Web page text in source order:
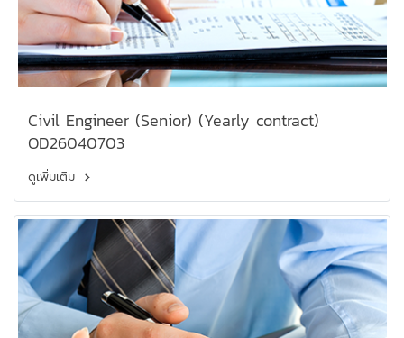
Civil Engineer (Senior) (Yearly contract)
OD26040703
ดูเพิ่มเติม